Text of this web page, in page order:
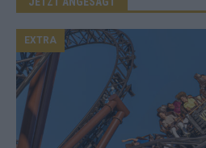
EXTRA